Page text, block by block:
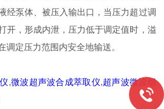
经泵体、被压入输出口，当压力超过调
开，形成内泄，压力低于调定值时，溢
调定压力范围内安全地输送。
,微波超声波合成萃取仪,超声波微波组